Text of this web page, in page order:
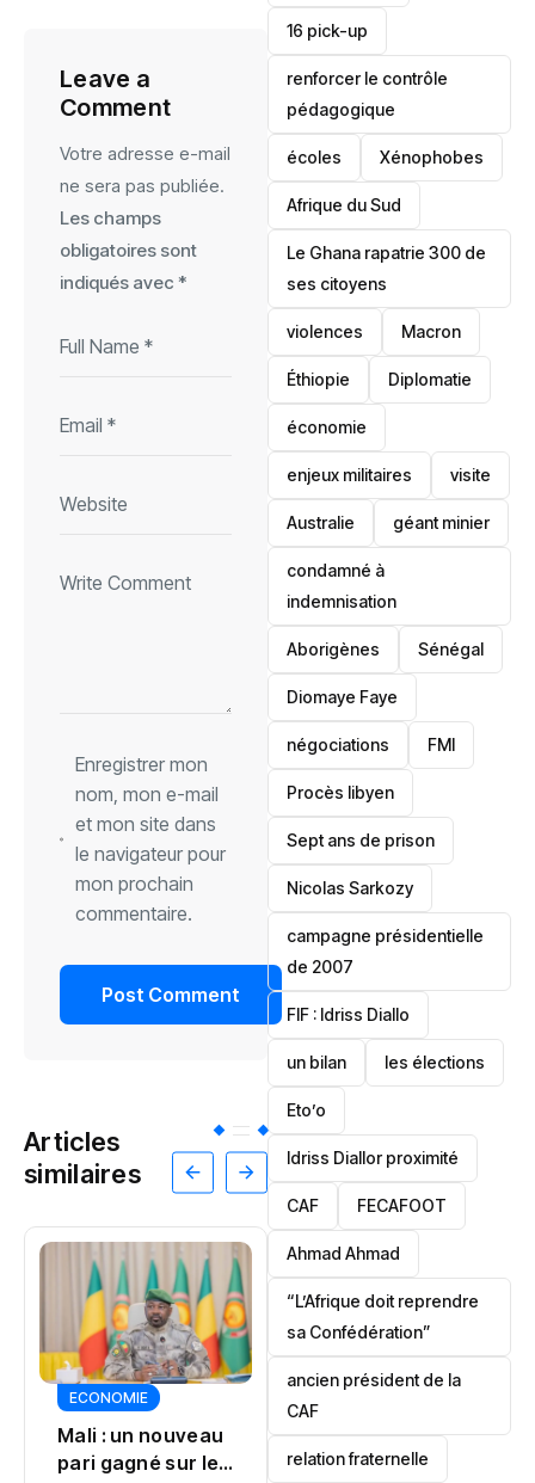
Leave a
Comment
Votre adresse e-mail
ne sera pas publiée.
Les champs
obligatoires sont
indiqués avec *
Enregistrer mon
nom, mon e-mail
et mon site dans
le navigateur pour
mon prochain
commentaire.
Articles
similaires
TRANSPORT
Kenya Airways :
un incident
bouleverse un vol
TECHNOLOGIE
Afrique du Sud :
16 pick-up
renforcer le contrôle
pédagogique
écoles ‎Xénophobes
Afrique du Sud
Le Ghana rapatrie 300 de
ses citoyens
violences Macron
Éthiopie Diplomatie
économie
enjeux militaires visite
‎Australie géant minier
condamné à
indemnisation
Aborigènes Sénégal
Diomaye Faye
négociations FMI
Procès libyen
Sept ans de prison
Nicolas Sarkozy
campagne présidentielle
de 2007
‎FIF : Idriss Diallo
un bilan les élections
Eto’o
Idriss Diallor proximité
CAF FECAFOOT
‎Ahmad Ahmad
“L’Afrique doit reprendre
sa Confédération”
ancien président de la
CAF
relation fraternelle